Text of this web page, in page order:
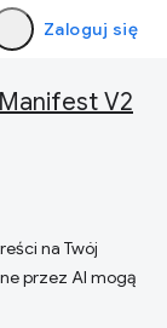
Zaloguj się
Manifest V2
na Twój
przez AI mogą